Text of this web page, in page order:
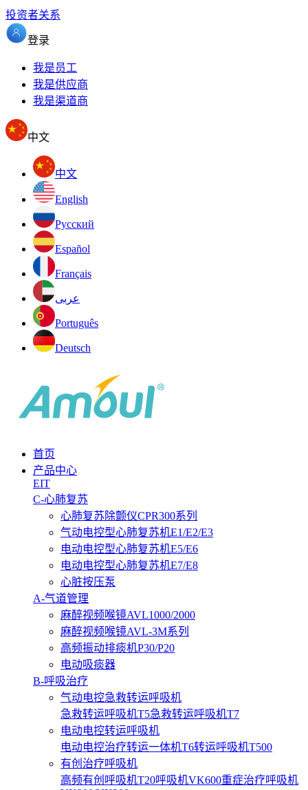
投资者关系
登录
我是员工
我是供应商
我是渠道商
中文
中文
English
Pусский
Español
Français
عربى
Português
Deutsch
首页
产品中心
EIT
C-心肺复苏
心肺复苏除颤仪CPR300系列
气动电控型心肺复苏机E1/E2/E3
电动电控型心肺复苏机E5/E6
电动电控型心肺复苏机E7/E8
心脏按压泵
A-气道管理
麻醉视频喉镜AVL1000/2000
麻醉视频喉镜AVL-3M系列
高频振动排痰机P30/P20
电动吸痰器
B-呼吸治疗
气动电控急救转运呼吸机
急救转运呼吸机T5急救转运呼吸机T7
电动电控转运呼吸机
电动电控治疗转运一体机T6转运呼吸机T500
有创治疗呼吸机
高频有创呼吸机T20呼吸机VK600重症治疗呼吸机